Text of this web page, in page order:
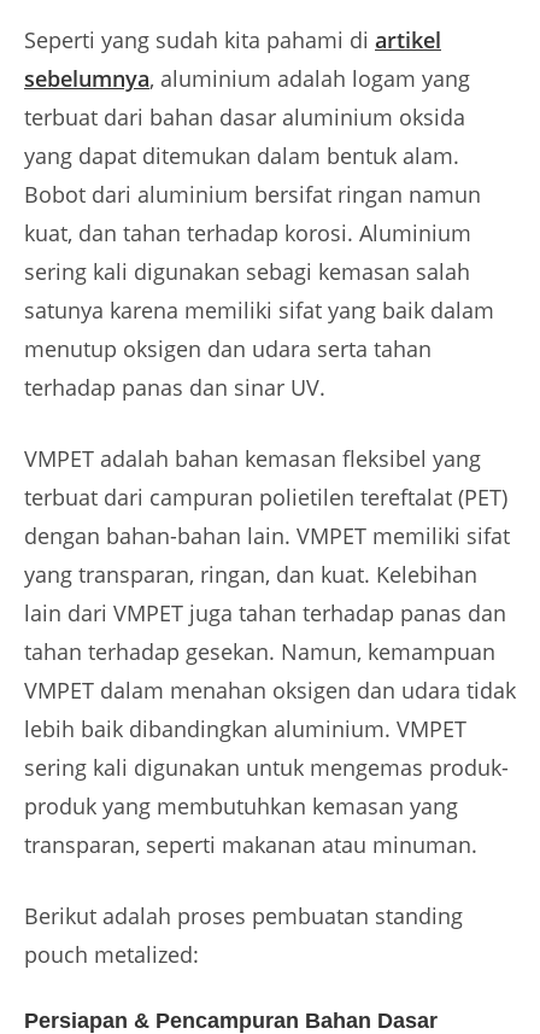
Seperti yang sudah kita pahami di artikel
sebelumnya, aluminium adalah logam yang
terbuat dari bahan dasar aluminium oksida
yang dapat ditemukan dalam bentuk alam.
Bobot dari aluminium bersifat ringan namun
kuat, dan tahan terhadap korosi. Aluminium
sering kali digunakan sebagi kemasan salah
satunya karena memiliki sifat yang baik dalam
menutup oksigen dan udara serta tahan
terhadap panas dan sinar UV.
VMPET adalah bahan kemasan fleksibel yang
terbuat dari campuran polietilen tereftalat (PET)
dengan bahan-bahan lain. VMPET memiliki sifat
yang transparan, ringan, dan kuat. Kelebihan
lain dari VMPET juga tahan terhadap panas dan
tahan terhadap gesekan. Namun, kemampuan
VMPET dalam menahan oksigen dan udara tidak
lebih baik dibandingkan aluminium. VMPET
sering kali digunakan untuk mengemas produk-
produk yang membutuhkan kemasan yang
transparan, seperti makanan atau minuman.
Berikut adalah proses pembuatan standing
pouch metalized:
Persiapan & Pencampuran Bahan Dasar